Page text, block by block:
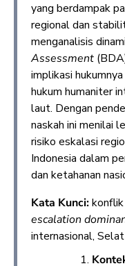
yang berdampak
regional dan
menganalisis
Assessment
implikasi
hukum humaniter
laut. Dengan
naskah ini menilai
risiko eskalasi
Indonesia dalam
dan ketahanan
Kata Kunci:konflik
escalation
internasional,